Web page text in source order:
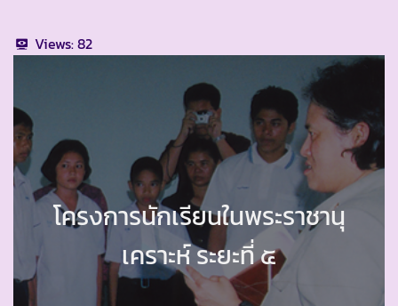
Views:82
โครงการนักเรียนในพระราชานุ
เคราะห์ ระยะที่ ๕